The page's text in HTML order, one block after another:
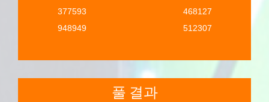
377593
948949
468127
512307
풀 결과